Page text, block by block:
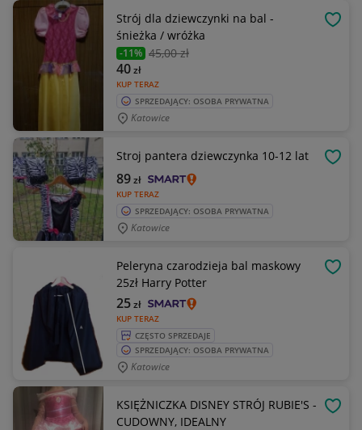
Strój dla dziewczynki na bal -
śnieżka / wróżka
-11% 45,00 zł
KUP TERAZ
40zł
SPRZEDAJĄCY: OSOBA PRYWATNA
Katowice
Stroj pantera dziewczynka 10-12 lat
KUP TERAZ
89zł
SPRZEDAJĄCY: OSOBA PRYWATNA
Katowice
Peleryna czarodzieja bal maskowy
25zł Harry Potter
KUP TERAZ
25zł
CZĘSTO SPRZEDAJE
SPRZEDAJĄCY: OSOBA PRYWATNA
Katowice
KSIĘŻNICZKA DISNEY STRÓJ RUBIE'S -
CUDOWNY, IDEALNY